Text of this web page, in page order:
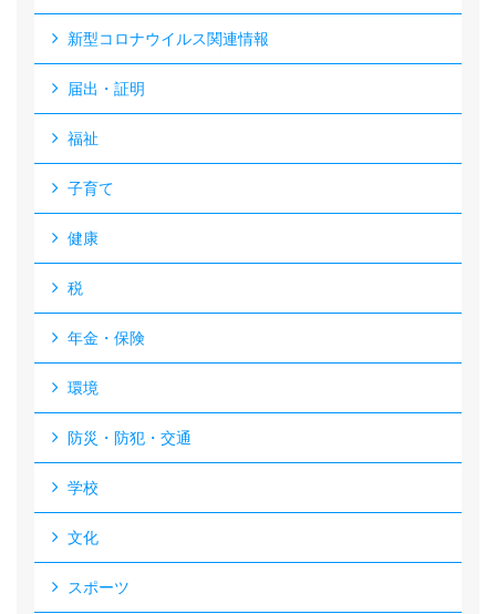
新型コロナウイルス関連情報
届出・証明
福祉
子育て
健康
税
年金・保険
環境
防災・防犯・交通
学校
文化
スポーツ